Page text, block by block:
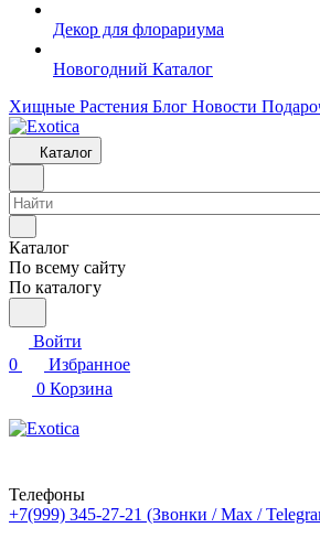
Декор для флорариума
Новогодний Каталог
Хищные Растения Блог Новости
Каталог
Каталог
По всему сайту
По каталогу
Войти
0
Избранное
0 Корзина
Телефоны
+7(999) 345-27-21 (Звонки / Max /